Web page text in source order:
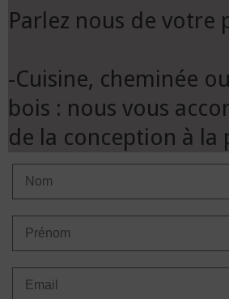
Parlez nous de votre
-Cuisine, cheminée
bois : nous vous
de la conception à la